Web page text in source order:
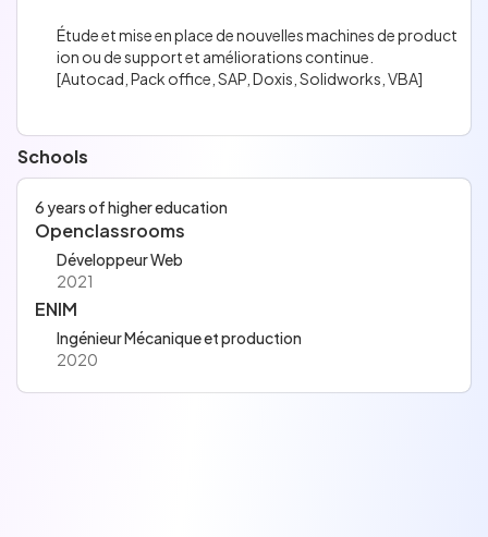
Étude et mise en place de nouvelles machines de product
ion ou de support et améliorations continue.
[Autocad, Pack office, SAP, Doxis, Solidworks, VBA]
Schools
6 years of higher education
Openclassrooms
Développeur Web
2021
ENIM
Ingénieur Mécanique et production
2020